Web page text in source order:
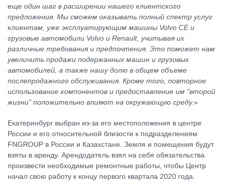
еще один шаг в расширении нашего клиентского
предложения. Мы сможем оказывать полный спектр услуг
клиентам, уже эксплуатирующим машины Volvo CE и
грузовые автомобили Volvo и Renault, учитывая их
различные требования и предпочтения. Это поможет нам
увеличить продажи подержанных машин и грузовых
автомобилей, а также нашу долю в общем объеме
послепродажного обслуживания. Кроме того, повторное
использование компонентов и предоставление им "второй
жизни" положительно влияют на окружающую среду.»
Екатеринбург выбран из-за его местоположения в центре
России и его относительной близости к подразделениям
FNGROUP в России и Казахстане. Земля и помещения будут
взяты в аренду. Арендодатель взял на себя обязательства
произвести необходимые ремонтные работы, чтобы Центр
начал свою работу к концу первого квартала 2020 года.